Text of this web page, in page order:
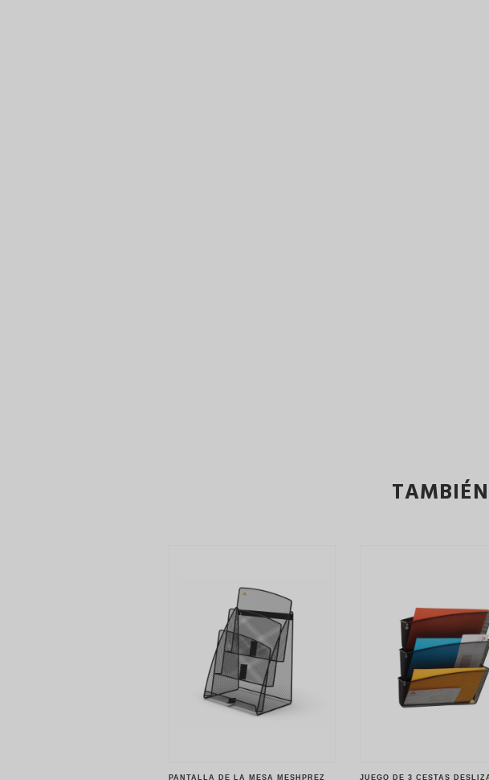
PANTALLA DE LA MESA MESHPREZ JUEGO DE 3 CESTAS